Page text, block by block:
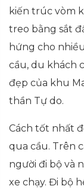
kiến trúc vòm
treo bằng sắt
hứng cho
cầu, du khách
đẹp của khu
thần Tự do.
Cách tốt nhất
qua cầu. Trên
người đi bộ và
xe chạy. Đi bộ